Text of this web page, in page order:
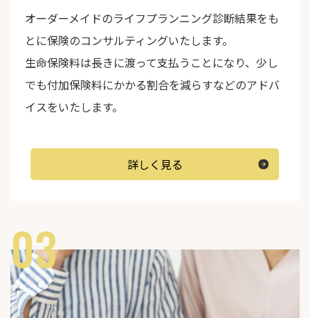
オーダーメイドのライフプランニング診断結果をも
とに保険のコンサルティングいたします。
生命保険料は長きに渡って支払うことになり、少し
でも付加保険料にかかる割合を減らすなどのアドバ
イスをいたします。
詳しく見る
03